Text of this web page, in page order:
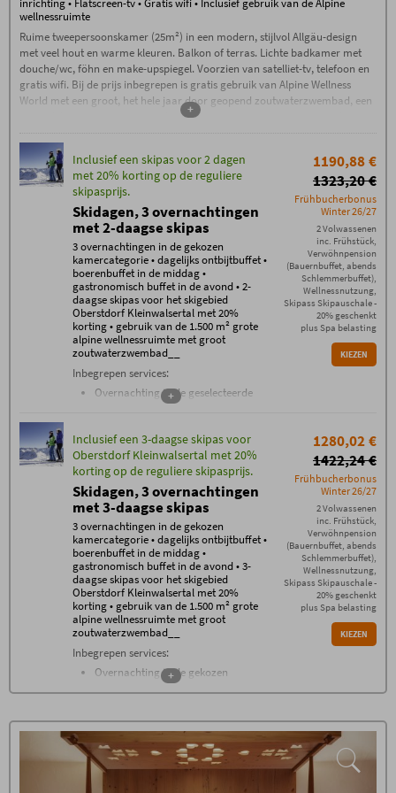
inrichting • Flatscreen-tv • Gratis wifi • Inclusief gebruik van de Alpine
wellnessruimte
Ruime tweepersoonskamer (25m²) in een modern, stijlvol Allgäu-design
met veel hout en warme kleuren. Balkon of terras. Lichte badkamer met
douche/wc, föhn en make-upspiegel. Voorzien van satelliet-tv, telefoon en
gratis wifi. Bij de prijs inbegrepen is gratis gebruik van Alpine Wellness
World met een groot, het hele jaar door geopend zoutwaterzwembad, een
natuurlijk zwemmeer, een unieke saunaruimte met een saunacomplex, een
+
Inclusief een skipas voor 2 dagen
met 20% korting op de reguliere
skipasprijs.
Skidagen, 3 overnachtingen
met 2-daagse skipas
3 overnachtingen in de gekozen
kamercategorie • dagelijks ontbijtbuffet •
boerenbuffet in de middag •
gastronomisch buffet in de avond • 2-
daagse skipas voor het skigebied
Oberstdorf Kleinwalsertal met 20%
korting • gebruik van de 1.500 m² grote
alpine wellnessruimte met groot
zoutwaterzwembad__
Inbegrepen services:
Overnachting in de geselecteerde
kamercategorie
Middagbuffet met boerenproducten
Avondbuffet met gastronomische
gerechten
2-daagse skipas
Oberstdorf/Kleinwalsertal
met 20%
korting op de reguliere skipas
Dagelijks gebruik van de unieke1500
m² grote alpine wellnessruimte
verwarmd buitenzwembad met zout
water, Allgäu sauna, stenen bad,
Allgäu vlasbad, bakkerij,
watermolendouche, wellnesslounge,
meditatieruimte, panoramische
relaxruimte, relaxschuur met
waterbedden en de groene tuinoase
Fitnessruimte met de nieuwste
Technogym-apparatuur
thee en saunabrood bij de
wellnessbar
Hoogwaardig gastenprogramma
met onder andere begeleide
+
1190,88 €
1323,20 €
Frühbucherbonus
Winter 26/27
2 Volwassenen
inc. Frühstück,
Verwöhnpension
(Bauernbuffet, abends
Schlemmerbuffet),
Wellnessnutzung,
Skipass Skipauschale -
20% geschenkt
plus Spa belasting
KIEZEN
Inclusief een 3-daagse skipas voor
Oberstdorf Kleinwalsertal met 20%
korting op de reguliere skipasprijs.
Skidagen, 3 overnachtingen
met 3-daagse skipas
3 overnachtingen in de gekozen
kamercategorie • dagelijks ontbijtbuffet •
boerenbuffet in de middag •
gastronomisch buffet in de avond • 3-
daagse skipas voor het skigebied
Oberstdorf Kleinwalsertal met 20%
korting • gebruik van de 1.500 m² grote
alpine wellnessruimte met groot
zoutwaterzwembad__
Inbegrepen services:
Overnachting in de gekozen
kamercategorie
Middagbuffet met streekproducten
Gastronomisch buffet in de avond
5-gangenmenu op basis van
halfpension
+
1280,02 €
1422,24 €
Frühbucherbonus
Winter 26/27
2 Volwassenen
inc. Frühstück,
Verwöhnpension
(Bauernbuffet, abends
Schlemmerbuffet),
Wellnessnutzung,
Skipass Skipauschale -
20% geschenkt
plus Spa belasting
KIEZEN